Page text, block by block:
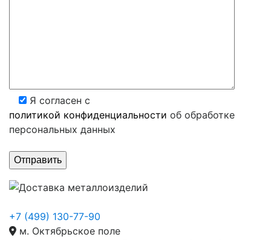
Я согласен с
политикой конфиденциальности об обработке
персональных данных
+7 (499) 130-77-90
м. Октябрьское поле